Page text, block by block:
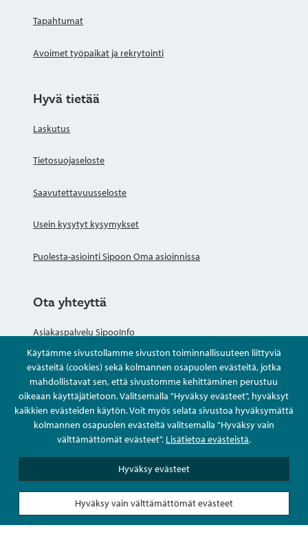
Käytämme sivustollamme sivuston toiminnallisuuteen liittyviä
evästeitä (cookies) sekä kolmannen osapuolen evästeitä, jotka
mahdollistavat sen, että sivustomme kehittäminen perustuu
oikeaan käyttäjätietoon. Valitsemalla "Hyväksy evästeet", hyväksyt
kaikkien evästeiden käytön. Voit myös selata sivustoa hyväksymättä
kolmannen osapuolen evästeitä valitsemalla "Hyväksy vain
välttämättömät evästeet". Lisätietoa evästeistä.
Hyväksy evästeet
Hyväksy vain välttämättömät evästeet
Tapahtumat
Avoimet työpaikat ja rekrytointi
Hyvä tietää
Laskutus
Tietosuojaseloste
Saavutettavuusseloste
Usein kysytyt kysymykset
Puolesta-asiointi Sipoon Oma asioinnissa
Ota yhteyttä
Asiakaspalvelu SipooInfo
Anna palautetta nimettömästi
Kysy tai asioi
Yhteystiedot